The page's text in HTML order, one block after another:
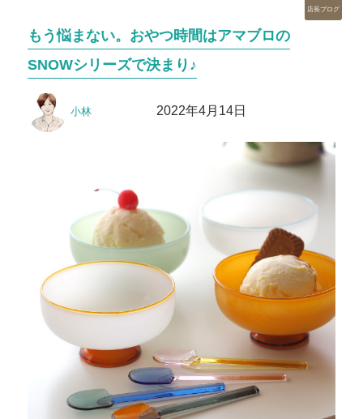
もう悩まない。おやつ時間はアマブロの
SNOWシリーズで決まり♪
稿
小林稿
2022年4月14日
カ
テ
店長ブログ